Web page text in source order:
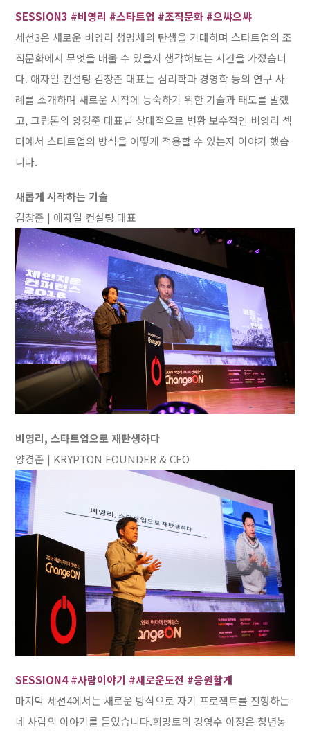
SESSION3 #비영리 #스타트업 #조직문화 #으쌰으쌰
세션3은 새로운 비영리 생명체의 탄생을 기대하며 스타트업의 조
직문화에서 무엇을 배울 수 있을지 생각해보는 시간을 가졌습니
다. 애자일 컨설팅 김창준 대표는 심리학과 경영학 등의 연구 사
례를 소개하며 새로운 시작에 능숙하기 위한 기술과 태도를 말했
고, 크립톤의 양경준 대표님 상대적으로 변황 보수적인 비영리 섹
터에서 스타트업의 방식을 어떻게 적용할 수 있는지 이야기 했습
니다.
새롭게 시작하는 기술
김창준 | 애자일 컨설팅 대표
비영리, 스타트업으로 재탄생하다
양경준 | KRYPTON FOUNDER & CEO
SESSION4 #사람이야기 #새로운도전 #응원할게
마지막 세션4에서는 새로운 방식으로 자기 프로젝트를 진행하는
네 사람의 이야기를 듣었습니다.희망토의 강영수 이장은 청년농